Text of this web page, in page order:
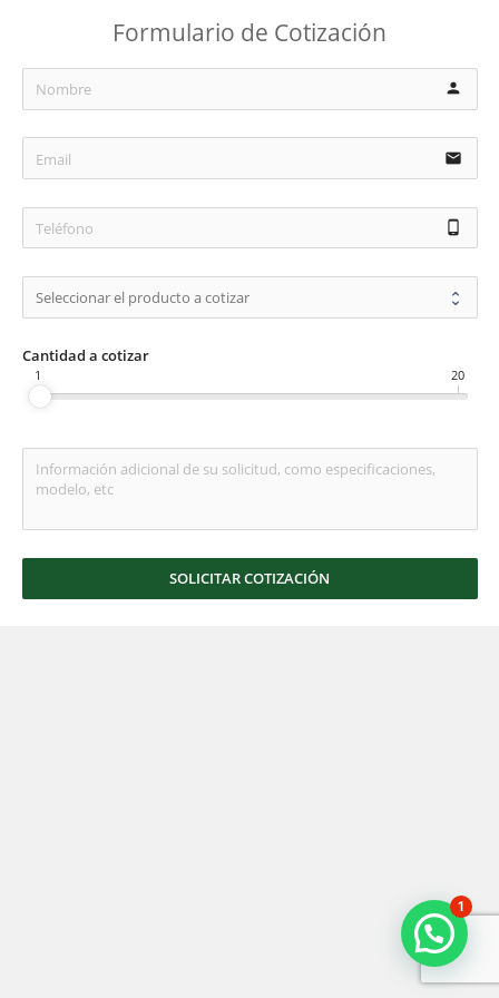
Formulario de Cotización
person
email
phone_android
Cantidad a cotizar
1 20
SOLICITAR COTIZACIÓN
1